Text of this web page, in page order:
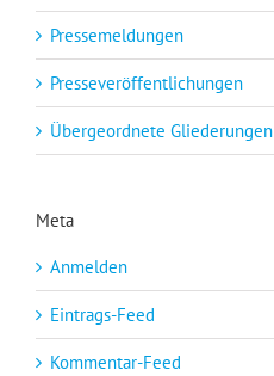
Pressemeldungen
Presseveröffentlichungen
Übergeordnete Gliederungen
Meta
Anmelden
Eintrags-Feed
Kommentar-Feed